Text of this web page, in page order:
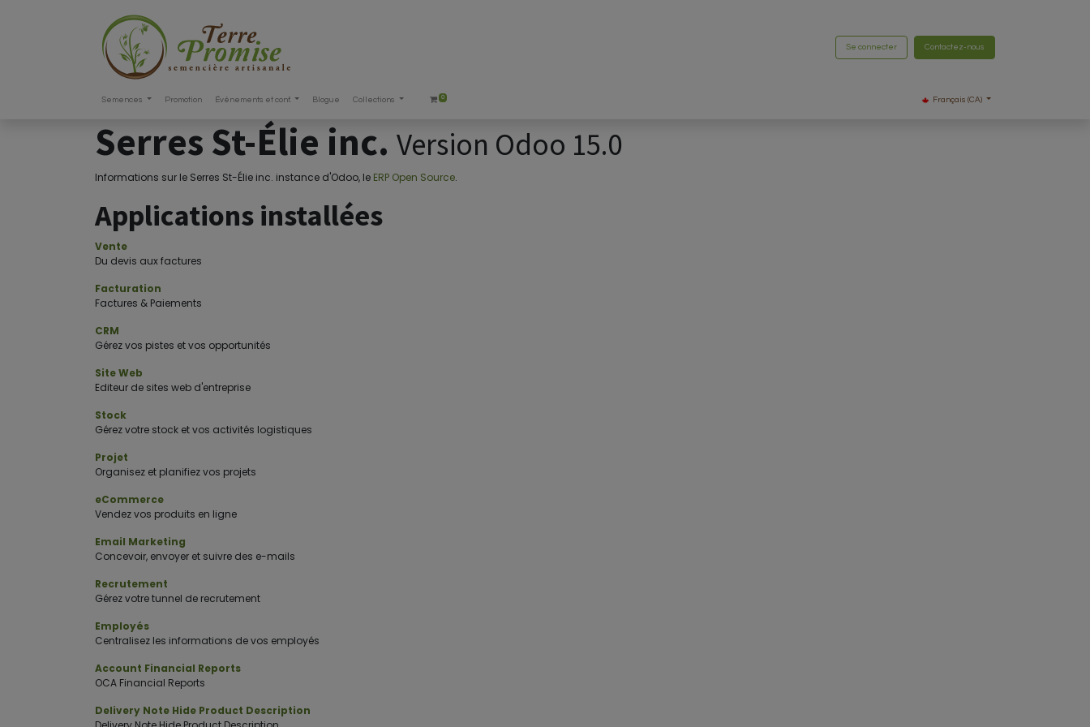
Se connecter Contactez-nous
Semences Promotion Événements et conf. Blogue Collections 0 Français (CA)
Serres St-Élie inc. Version Odoo 15.0
Informations sur le Serres St-Élie inc. instance d'Odoo, le ERP Open Source.
Applications installées
Vente
Du devis aux factures
Facturation
Factures & Paiements
CRM
Gérez vos pistes et vos opportunités
Site Web
Editeur de sites web d'entreprise
Stock
Gérez votre stock et vos activités logistiques
Projet
Organisez et planifiez vos projets
eCommerce
Vendez vos produits en ligne
Email Marketing
Concevoir, envoyer et suivre des e-mails
Recrutement
Gérez votre tunnel de recrutement
Employés
Centralisez les informations de vos employés
Account Financial Reports
OCA Financial Reports
Delivery Note Hide Product Description